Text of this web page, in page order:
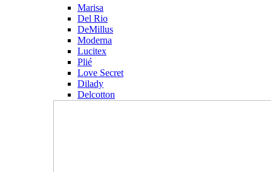
Marisa
Del Rio
DeMillus
Moderna
Lucitex
Plié
Love Secret
Dilady
Delcotton